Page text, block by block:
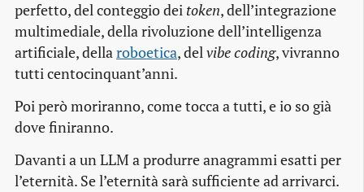
perfetto, del conteggio dei token, dell’integrazione
multimediale, della rivoluzione dell’intelligenza
artificiale, dellaroboetica, delvibe coding, vivranno
tutti centocinquant’anni.
Poi però moriranno, come tocca a tutti, e io so già
dove finiranno.
Davanti a un LLM a produrre anagrammi esatti per
l’eternità. Se l’eternità sarà sufficiente ad arrivarci.